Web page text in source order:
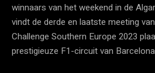
winnaars van het weekend in de
vindt de derde en laatste meeting
Challenge Southern Europe 2023
prestigieuze F1-circuit van